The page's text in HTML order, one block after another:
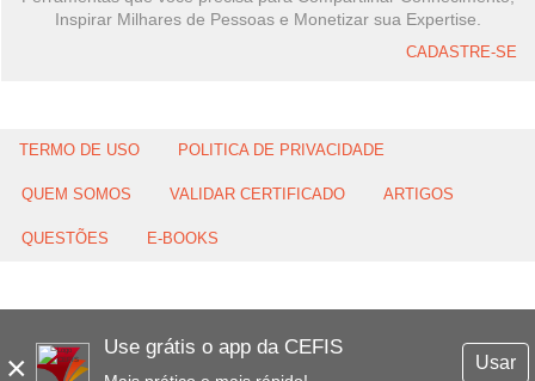
×
Use grátis o app da CEFIS
Usar
Inspirar Milhares de Pessoas e Monetizar sua Expertise.
CADASTRE-SE
TERMO DE USO POLITICA DE PRIVACIDADE
QUEM SOMOS VALIDAR CERTIFICADO ARTIGOS
QUESTÕES E-BOOKS